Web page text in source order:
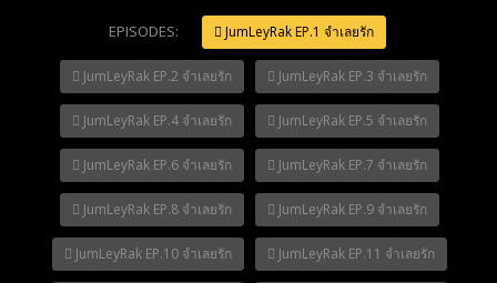
Mani Nakha Ep.13
Mani Nakha Ep.12
Mani Nakha Ep.11
Mani Nakha Ep.10
EPISODES: JumLeyRak EP.1 จำเลยรัก
JumLeyRak EP.2 จำเลยรัก JumLeyRak EP.3 จำเลยรัก
JumLeyRak EP.4 จำเลยรัก JumLeyRak EP.5 จำเลยรัก
JumLeyRak EP.6 จำเลยรัก JumLeyRak EP.7 จำเลยรัก
JumLeyRak EP.8 จำเลยรัก JumLeyRak EP.9 จำเลยรัก
JumLeyRak EP.10 จำเลยรัก JumLeyRak EP.11 จำเลยรัก